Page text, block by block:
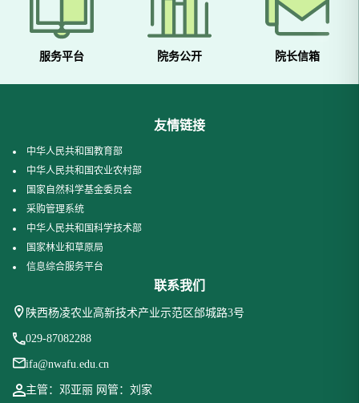
服务平台 院务公开 院长信箱
友情链接
中华人民共和国教育部
中华人民共和国农业农村部
国家自然科学基金委员会
采购管理系统
中华人民共和国科学技术部
国家林业和草原局
信息综合服务平台
联系我们
陕西杨凌农业高新技术产业示范区邰城路3号
029-87082288
ifa@nwafu.edu.cn
主管：邓亚丽 网管：刘家